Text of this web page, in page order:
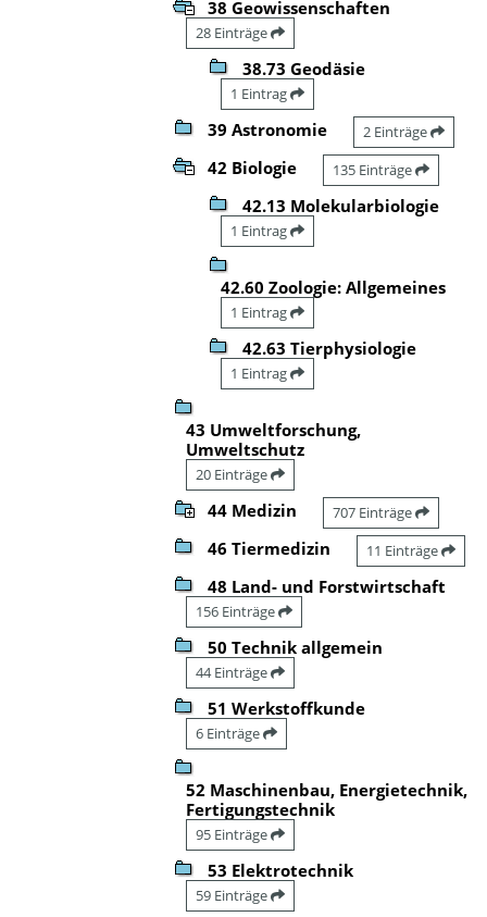
38 Geowissenschaften
28 Einträge
38.73 Geodäsie
1 Eintrag
39 Astronomie 2 Einträge
42 Biologie 135 Einträge
42.13 Molekularbiologie
1 Eintrag
42.60 Zoologie: Allgemeines
1 Eintrag
42.63 Tierphysiologie
1 Eintrag
43 Umweltforschung,
Umweltschutz
20 Einträge
44 Medizin 707 Einträge
46 Tiermedizin 11 Einträge
48 Land- und Forstwirtschaft
156 Einträge
50 Technik allgemein
44 Einträge
51 Werkstoffkunde
6 Einträge
52 Maschinenbau, Energietechnik,
Fertigungstechnik
95 Einträge
53 Elektrotechnik
59 Einträge